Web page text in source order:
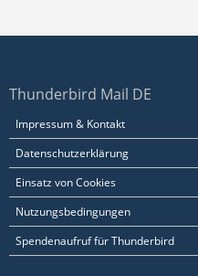
Thunderbird Mail DE
Impressum & Kontakt
Datenschutzerklärung
Einsatz von Cookies
Nutzungsbedingungen
Spendenaufruf für Thunderbird